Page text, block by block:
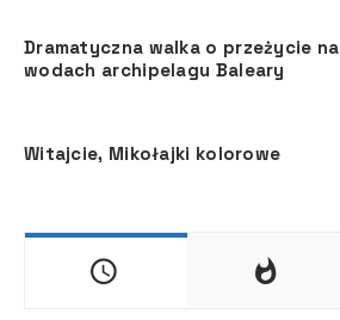
Dramatyczna walka o przeżycie na
wodach archipelagu Baleary
Witajcie, Mikołajki kolorowe